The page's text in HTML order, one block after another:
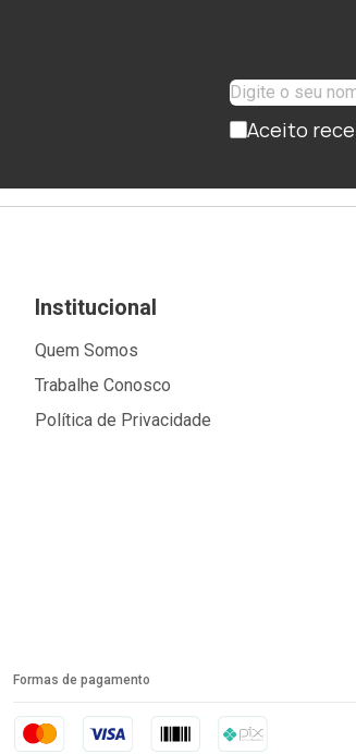
Aceito
Institucional
Quem Somos
Trabalhe Conosco
Política de Privacidade
Formas de pagamento